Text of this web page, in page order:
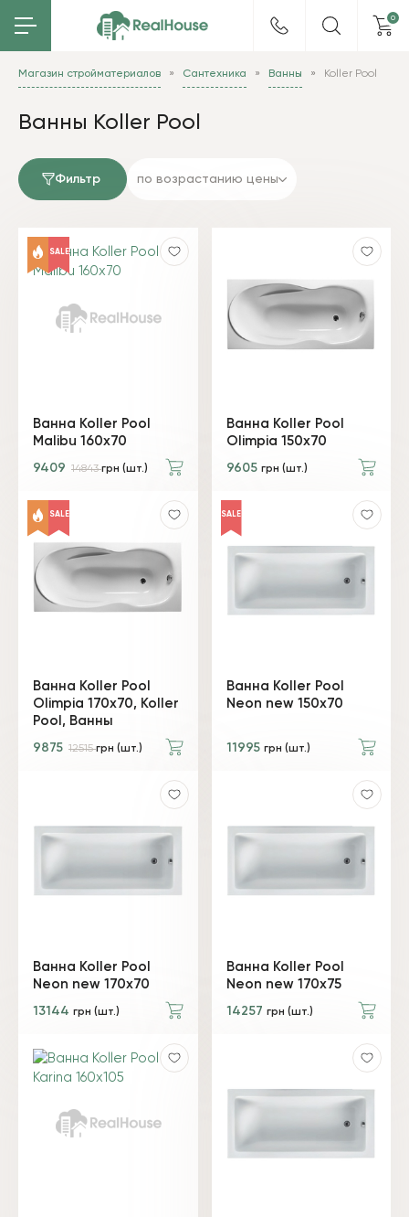
0
Магазин стройматериалов Сантехника Ванны Koller Pool
Ванны Koller Pool
Фильтр по возрастанию цены
SALE
Ванна Koller Pool
Malibu 160х70
9409 14843грн (шт.)
Ванна Koller Pool
Olimpia 150х70
9605 грн (шт.)
SALE
Ванна Koller Pool
Olimpia 170х70, Koller
Pool, Ванны
9875 12515грн (шт.)
SALE
Ванна Koller Pool
Neon new 150х70
11995 грн (шт.)
Ванна Koller Pool
Neon new 170х70
13144 грн (шт.)
Ванна Koller Pool
Neon new 170х75
14257 грн (шт.)